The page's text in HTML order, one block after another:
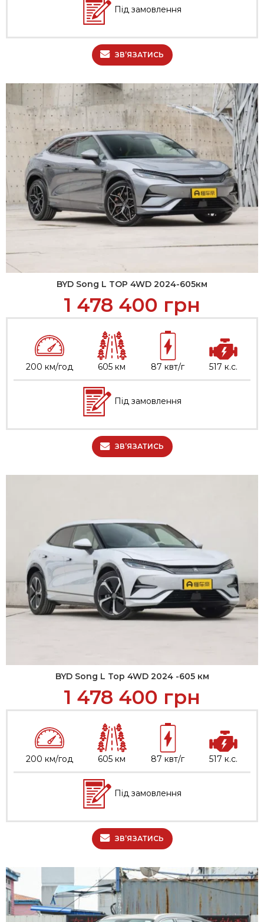
Під замовлення
ЗВ’ЯЗАТИСЬ
BYD Song L TOP 4WD 2024-605км
1 478 400 грн
200 км/год 605 км 87 квт/г 517 к.с.
Під замовлення
ЗВ’ЯЗАТИСЬ
BYD Song L Top 4WD 2024 -605 км
1 478 400 грн
200 км/год 605 км 87 квт/г 517 к.с.
Під замовлення
ЗВ’ЯЗАТИСЬ